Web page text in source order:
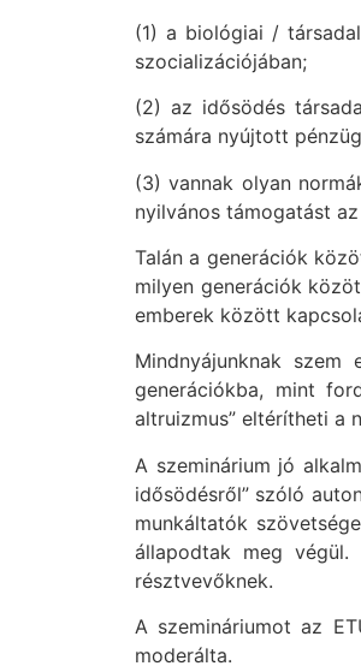
(1) a biológiai /
szocializációjában;
(2) az idősödés
számára nyújtott
(3) vannak olyan
nyilvános támogatást
Talán a generációk
milyen generációk
emberek között
Mindnyájunknak
generációkba, mint
altruizmus” eltérítheti a
A szeminárium jó
idősödésről” szóló
munkáltatók
állapodtak meg
résztvevőknek.
A szemináriumot az
moderálta.